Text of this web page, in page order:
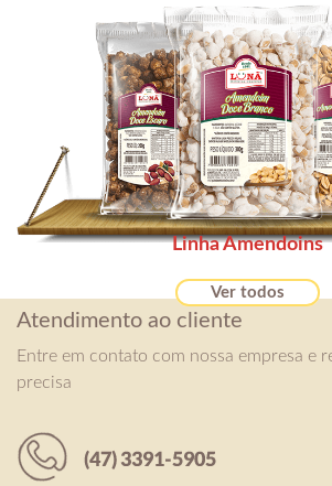
Linha Amendoins
Ver todos
Atendimento ao cliente
Entre em contato com nossa empresa e
precisa